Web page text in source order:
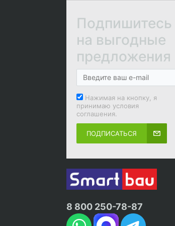
Подпишитесь
на выгодные
предложения
Нажимая на кнопку, я
принимаю условия
соглашения.
ПОДПИСАТЬСЯ
8 800 250-78-87